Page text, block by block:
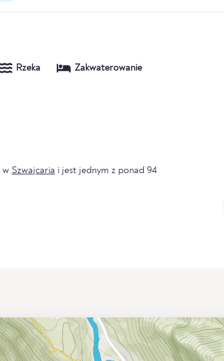
Rzeka Zakwaterowanie
w Szwajcaria i jest jednym z ponad 94